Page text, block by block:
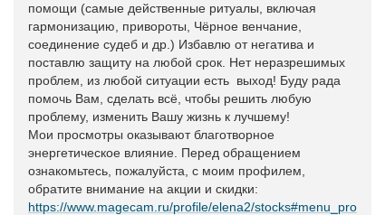
помощи (самые действенные ритуалы, включая
гармонизацию, привороты, Чёрное венчание,
соединение судеб и др.) Избавлю от негатива и
поставлю защиту на любой срок. Нет неразрешимых
проблем, из любой ситуации есть выход! Буду рада
помочь Вам, сделать всё, чтобы решить любую
проблему, изменить Вашу жизнь к лучшему!
Мои просмотры оказывают благотворное
энергетическое влияние. Перед обращением
ознакомьтесь, пожалуйста, с моим профилем,
обратите внимание на акции и скидки:
https://www.magecam.ru/profile/elena2/stocks#menu_pro